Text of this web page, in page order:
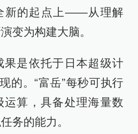
新的起点上——从理解
变为构建大脑。
果是依托于日本超级计
的。“富岳”每秒可执行
运算，具备处理海量数
务的能力。